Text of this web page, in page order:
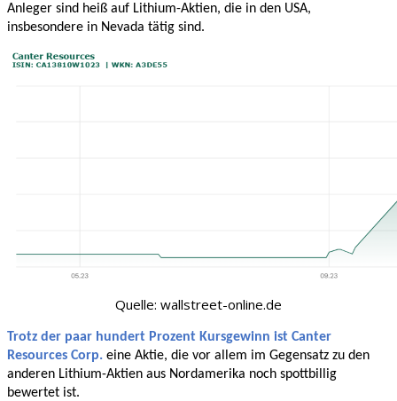
Anleger sind heiß auf Lithium-Aktien, die in den USA,
insbesondere in Nevada tätig sind.
Quelle: wallstreet-online.de
Trotz der paar hundert Prozent Kursgewinn ist Canter
Resources Corp. eine Aktie, die vor allem im Gegensatz zu den
anderen Lithium-Aktien aus Nordamerika noch spottbillig
bewertet ist.